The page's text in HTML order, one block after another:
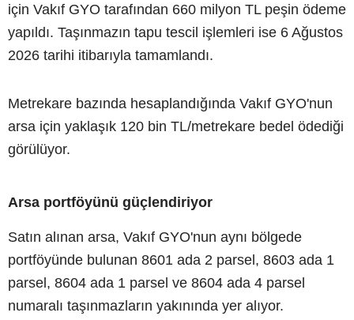
için Vakıf GYO tarafından 660 milyon TL peşin ödeme
yapıldı. Taşınmazın tapu tescil işlemleri ise 6 Ağustos
2026 tarihi itibarıyla tamamlandı.
Metrekare bazında hesaplandığında Vakıf GYO'nun
arsa için yaklaşık 120 bin TL/metrekare bedel ödediği
görülüyor.
Arsa portföyünü güçlendiriyor
Satın alınan arsa, Vakıf GYO'nun aynı bölgede
portföyünde bulunan 8601 ada 2 parsel, 8603 ada 1
parsel, 8604 ada 1 parsel ve 8604 ada 4 parsel
numaralı taşınmazların yakınında yer alıyor.